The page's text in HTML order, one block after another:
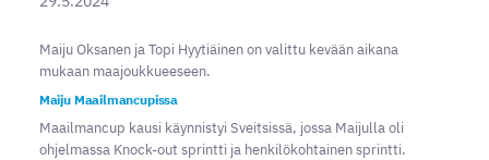
Maiju Oksanen ja Topi Hyytiäinen on valittu kevään aikana
mukaan maajoukkueeseen.
Maiju Maailmancupissa
Maailmancup kausi käynnistyi Sveitsissä, jossa Maijulla oli
ohjelmassa Knock-out sprintti ja henkilökohtainen sprintti.